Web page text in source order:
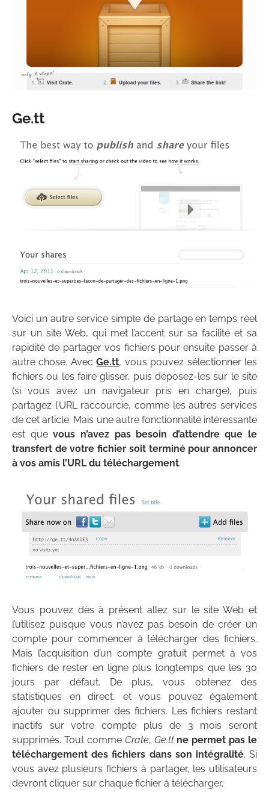
Ge.tt
Voici un autre service simple de partage en temps réel
sur un site Web, qui met l’accent sur sa facilité et sa
rapidité de partager vos fichiers pour ensuite passer à
autre chose. AvecGe.tt, vous pouvez sélectionner les
fichiers ou les faire glisser, puis déposez-les sur le site
(si vous avez un navigateur pris en charge), puis
partagez l’URL raccourcie, comme les autres services
de cet article. Mais une autre fonctionnalité intéressante
est quevous n’avez pas besoin d’attendre que le
transfert de votre fichier soit terminé pour annoncer
à vos amis l’URL du téléchargement.
Vous pouvez dès à présent allez sur le site Web et
l’utilisez puisque vous n’avez pas besoin de créer un
compte pour commencer à télécharger des fichiers.
Mais l’acquisition d’un compte gratuit permet à vos
fichiers de rester en ligne plus longtemps que les 30
jours par défaut. De plus, vous obtenez des
statistiques en direct, et vous pouvez également
ajouter ou supprimer des fichiers. Les fichiers restant
inactifs sur votre compte plus de 3 mois seront
supprimés. Tout comme Crate, Ge.tt ne permet pas le
téléchargement des fichiers dans son intégralité. Si
vous avez plusieurs fichiers à partager, les utilisateurs
devront cliquer sur chaque fichier à télécharger.